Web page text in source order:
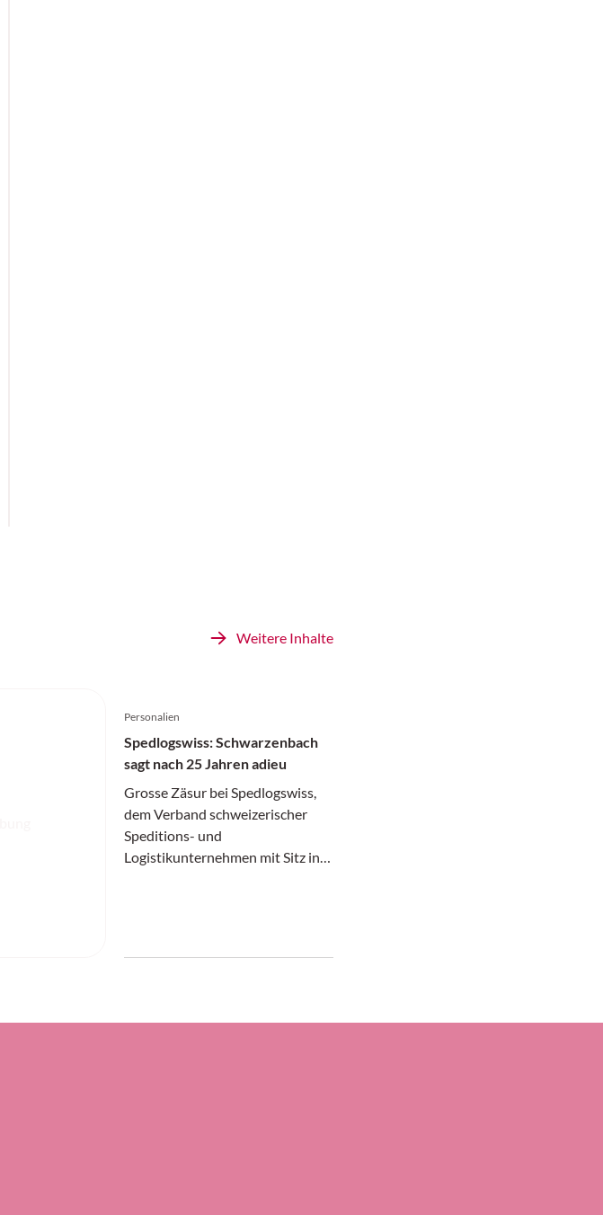
Weitere Inhalte
Personalien
Spedlogswiss: Schwarzenbach
sagt nach 25 Jahren adieu
Grosse Zäsur bei Spedlogswiss,
dem Verband schweizerischer
Speditions- und
Logistikunternehmen mit Sitz in